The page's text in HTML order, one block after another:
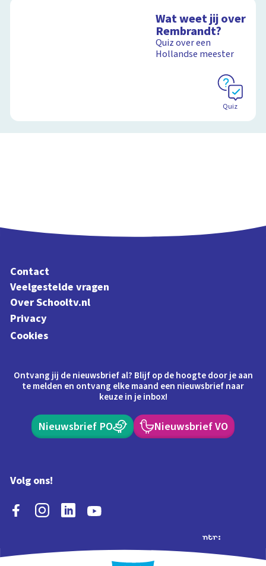
Wat weet jij over
Rembrandt?
Quiz over een
Hollandse meester
Quiz
Contact
Veelgestelde vragen
Over Schooltv.nl
Privacy
Cookies
Ontvang jij de nieuwsbrief al? Blijf op de hoogte door je aan
te melden en ontvang elke maand een nieuwsbrief naar
keuze in je inbox!
Nieuwsbrief PO Nieuwsbrief VO
Volg ons!